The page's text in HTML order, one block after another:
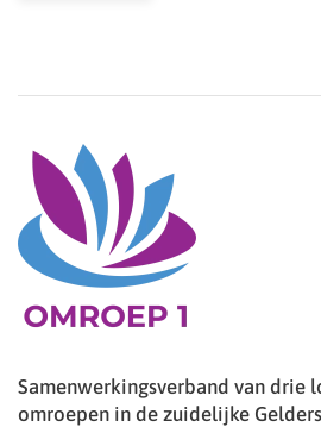
Samenwerkingsverband van drie
omroepen in de zuidelijke